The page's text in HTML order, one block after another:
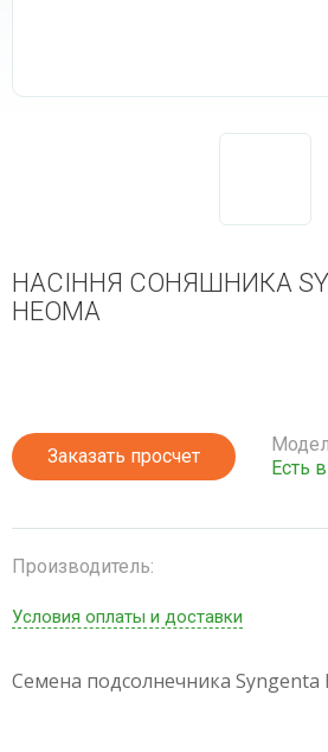
НАСІННЯ СОНЯШНИКА
НЕОМА
Заказать просчет
Есть
Производитель:
Условия оплаты и доставки
Семена подсолнечника